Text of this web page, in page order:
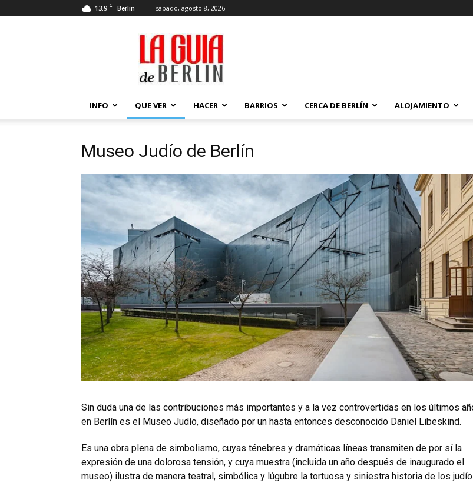
13.9 C Berlin sábado, agosto 8, 2026
INFO QUE VER HACER BARRIOS CERCA DE BERLÍN ALOJAMIENTO
Museo Judío de Berlín
Sin duda una de las contribuciones más importantes y a la vez controvertidas en los últimos
en Berlín es el Museo Judío, diseñado por un hasta entonces desconocido Daniel Libeskind.
Es una obra plena de simbolismo, cuyas ténebres y dramáticas líneas transmiten de por sí la
expresión de una dolorosa tensión, y cuya muestra (incluida un año después de inaugurado el
museo) ilustra de manera teatral, simbólica y lúgubre la tortuosa y siniestra historia de los